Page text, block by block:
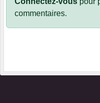
commentaires.